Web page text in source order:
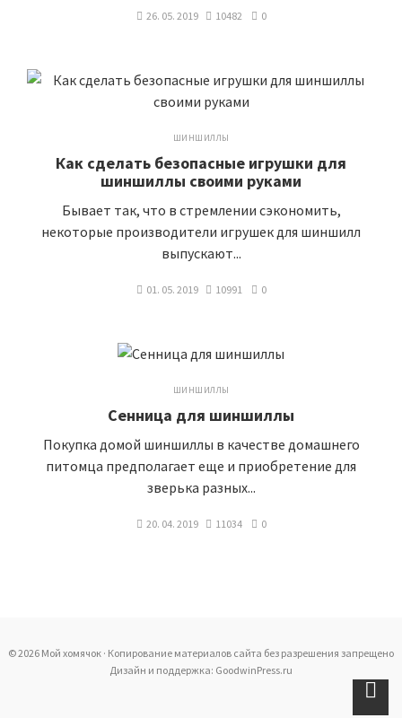
26. 05. 2019 10482 0
ШИНШИЛЛЫ
Как сделать безопасные игрушки для
шиншиллы своими руками
Бывает так, что в стремлении сэкономить,
некоторые производители игрушек для шиншилл
выпускают...
01. 05. 2019 10991 0
ШИНШИЛЛЫ
Сенница для шиншиллы
Покупка домой шиншиллы в качестве домашнего
питомца предполагает еще и приобретение для
зверька разных...
20. 04. 2019 11034 0
© 2026 Мой хомячок · Копирование материалов сайта без разрешения запрещено
Дизайн и поддержка: GoodwinPress.ru